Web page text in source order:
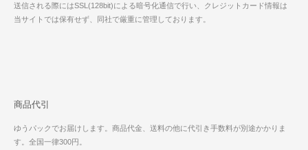
送信される際にはSSL(128bit)による暗号化通信で行い、クレジットカード情報は
当サイトでは保有せず、同社で厳重に管理しております。
商品代引
ゆうパックでお届けします。商品代金、送料の他に代引き手数料が別途かかりま
す。全国一律300円。